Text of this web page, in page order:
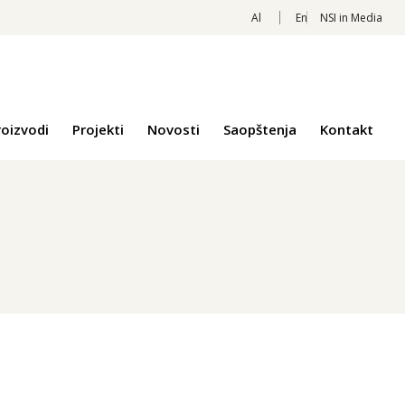
Al En NSI in Media
Projekti Novosti Saopštenja Kontakt